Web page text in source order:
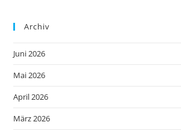
Archiv
Juni 2026
Mai 2026
April 2026
März 2026